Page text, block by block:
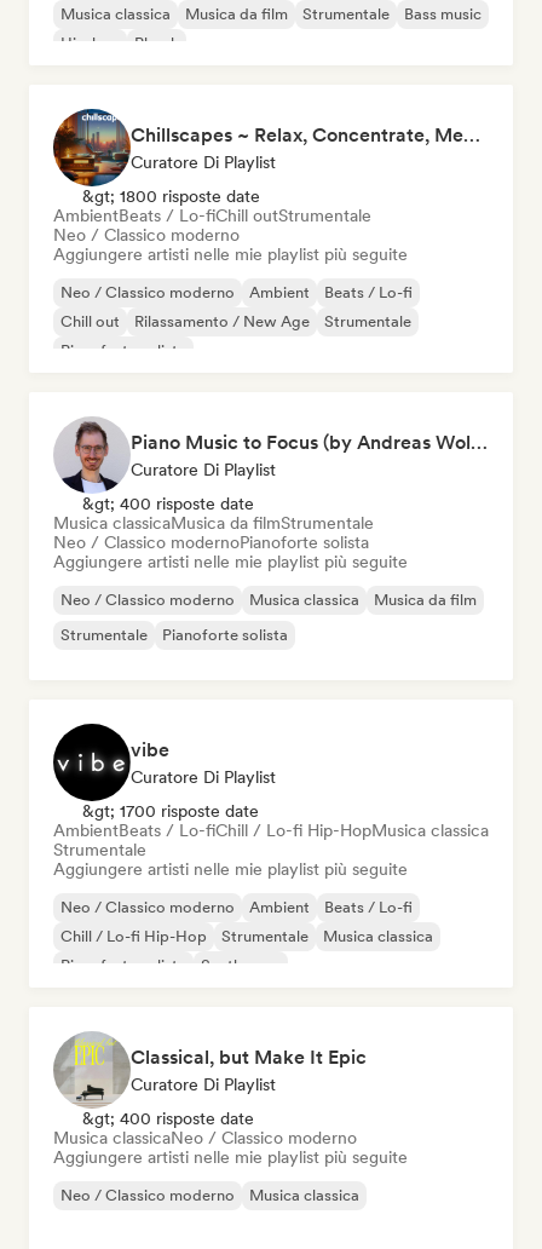
Musica classica Musica da film Strumentale
Bass music
Hip-hop
Phonk
Chillscapes ~ Relax, Concentrate, Meditate, Sleep, Dream
Curatore Di Playlist
&gt; 1800 risposte date
AmbientBeats / Lo-fiChill outStrumentale
Neo / Classico moderno
Aggiungere artisti nelle mie playlist più seguite
Neo / Classico moderno Ambient
Beats / Lo-fi
Chill out
Rilassamento / New Age
Strumentale
Pianoforte solista
Piano Music to Focus (by Andreas Wolff)
Curatore Di Playlist
&gt; 400 risposte date
Musica classicaMusica da filmStrumentale
Neo / Classico modernoPianoforte solista
Aggiungere artisti nelle mie playlist più seguite
Neo / Classico moderno Musica classica
Musica da film
Strumentale
Pianoforte solista
vibe
Curatore Di Playlist
&gt; 1700 risposte date
AmbientBeats / Lo-fiChill / Lo-fi Hip-HopMusica classica
Strumentale
Aggiungere artisti nelle mie playlist più seguite
Neo / Classico moderno Ambient
Beats / Lo-fi
Chill / Lo-fi Hip-Hop
Strumentale
Musica classica
Pianoforte solista
Synthwave
Classical, but Make It Epic
Curatore Di Playlist
&gt; 400 risposte date
Musica classicaNeo / Classico moderno
Aggiungere artisti nelle mie playlist più seguite
Neo / Classico moderno Musica classica